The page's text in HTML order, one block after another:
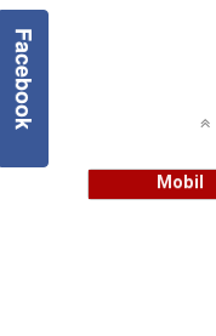
Mobil
Facebook